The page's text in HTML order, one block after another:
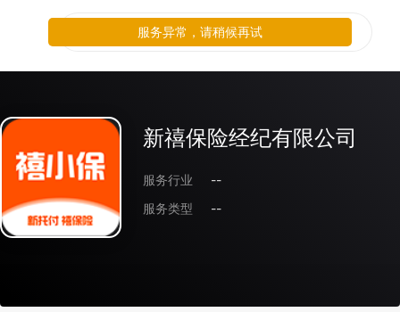
新禧保险经纪有限公司
服务行业
--
服务类型
--
服务异常，请稍候再试